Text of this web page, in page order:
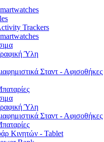
Trackers
Ύλη
Σταντ - Αφισοθήκες
Ύλη
Σταντ - Αφισοθήκες
Κινητών - Tablet